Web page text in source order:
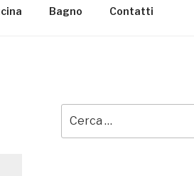
Bagno Contatti